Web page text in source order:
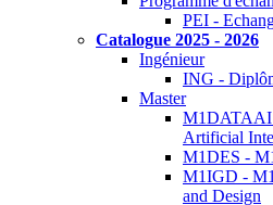
PEI -
Catalogue 2025 - 2026
Ingénieur
ING -
Master
M1DATAAI
Artificial
M1DES -
M1IGD -
and Design